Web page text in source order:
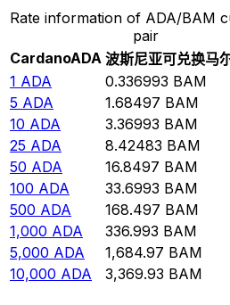
Rate information of ADA/BAM
pair
CardanoADA 波斯尼亚可兑换马
1 ADA 0.336993 BAM
5 ADA 1.68497 BAM
10 ADA 3.36993 BAM
25 ADA 8.42483 BAM
50 ADA 16.8497 BAM
100 ADA 33.6993 BAM
500 ADA 168.497 BAM
1,000 ADA 336.993 BAM
5,000 ADA 1,684.97 BAM
10,000 ADA 3,369.93 BAM